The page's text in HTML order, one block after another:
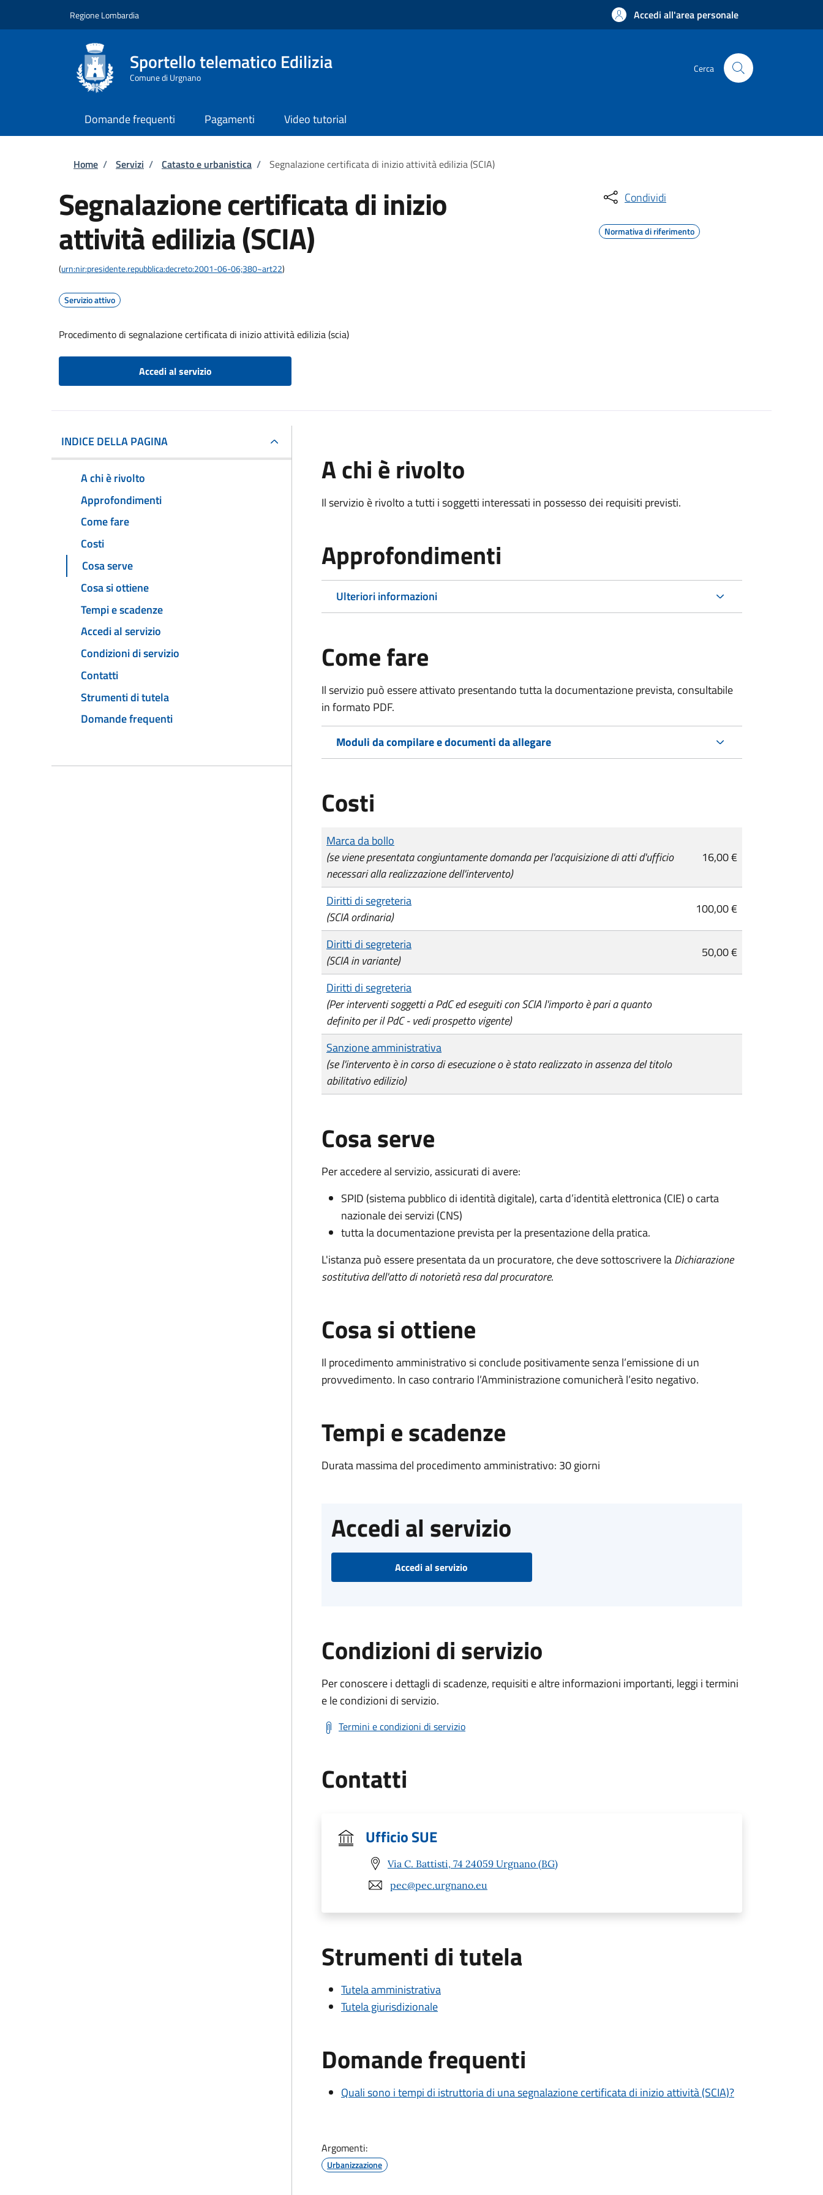
Regione Lombardia Accedi all'area personale
Sportello telematico Edilizia
Comune di Urgnano
Cerca
Domande frequenti Pagamenti Video tutorial
Briciole di pane
Home / Servizi / Catasto e urbanistica / Segnalazione certificata di inizio attività edilizia (SCIA)
Segnalazione certificata di inizio
attività edilizia (SCIA)
(urn:nir:presidente.repubblica:decreto:2001-06-06;380~art22)
Servizio attivo
Procedimento di segnalazione certificata di inizio attività edilizia (scia)
Accedi al servizio
Condividi
Normativa di riferimento
INDICE DELLA PAGINA
A chi è rivolto
Approfondimenti
Come fare
Costi
Cosa serve
Cosa si ottiene
Tempi e scadenze
Accedi al servizio
Condizioni di servizio
Contatti
Strumenti di tutela
Domande frequenti
A chi è rivolto
Il servizio è rivolto a tutti i soggetti interessati in possesso dei requisiti previsti.
Approfondimenti
Ulteriori informazioni
Come fare
Il servizio può essere attivato presentando tutta la documentazione prevista, consultabile
in formato PDF.
Moduli da compilare e documenti da allegare
Costi
Tipo di pagamento
Importo
Marca da bollo
(se viene presentata congiuntamente domanda per l'acquisizione di atti d'ufficio
necessari alla realizzazione dell'intervento)
16,00 €
Diritti di segreteria
(SCIA ordinaria)
100,00 €
Diritti di segreteria
(SCIA in variante)
50,00 €
Diritti di segreteria
(Per interventi soggetti a PdC ed eseguiti con SCIA l'importo è pari a quanto
definito per il PdC - vedi prospetto vigente)
Sanzione amministrativa
(se l'intervento è in corso di esecuzione o è stato realizzato in assenza del titolo
abilitativo edilizio)
Cosa serve
Per accedere al servizio, assicurati di avere:
SPID (sistema pubblico di identità digitale), carta d’identità elettronica (CIE) o carta
nazionale dei servizi (CNS)
tutta la documentazione prevista per la presentazione della pratica.
L'istanza può essere presentata da un procuratore, che deve sottoscrivere laDichiarazione
sostitutiva dell'atto di notorietà resa dal procuratore.
Cosa si ottiene
Il procedimento amministrativo si conclude positivamente senza l’emissione di un
provvedimento. In caso contrario l’Amministrazione comunicherà l’esito negativo.
Tempi e scadenze
Durata massima del procedimento amministrativo: 30 giorni
Accedi al servizio
Accedi al servizio
Condizioni di servizio
Per conoscere i dettagli di scadenze, requisiti e altre informazioni importanti, leggi i termini
e le condizioni di servizio.
Termini e condizioni di servizio
Contatti
Ufficio SUE
Via C. Battisti, 74 24059 Urgnano (BG)
pec@pec.urgnano.eu
Strumenti di tutela
Tutela amministrativa
Tutela giurisdizionale
Domande frequenti
Quali sono i tempi di istruttoria di una segnalazione certificata di inizio attività (SCIA)?
Argomenti:
Urbanizzazione